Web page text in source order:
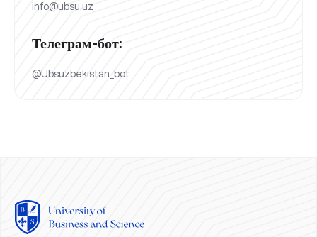
info@ubsu.uz
Телеграм-бот:
@Ubsuzbekistan_bot